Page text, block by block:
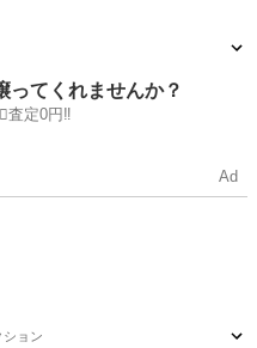
新品
ってくれませんか？
査定0円‼️
Ad
ション